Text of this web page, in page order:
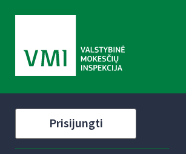
Prisijungti